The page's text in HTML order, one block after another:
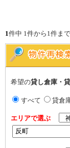
1件中 1件から1件ま
希望の貸し倉庫・
すべて 貸倉
エリアで選ぶ